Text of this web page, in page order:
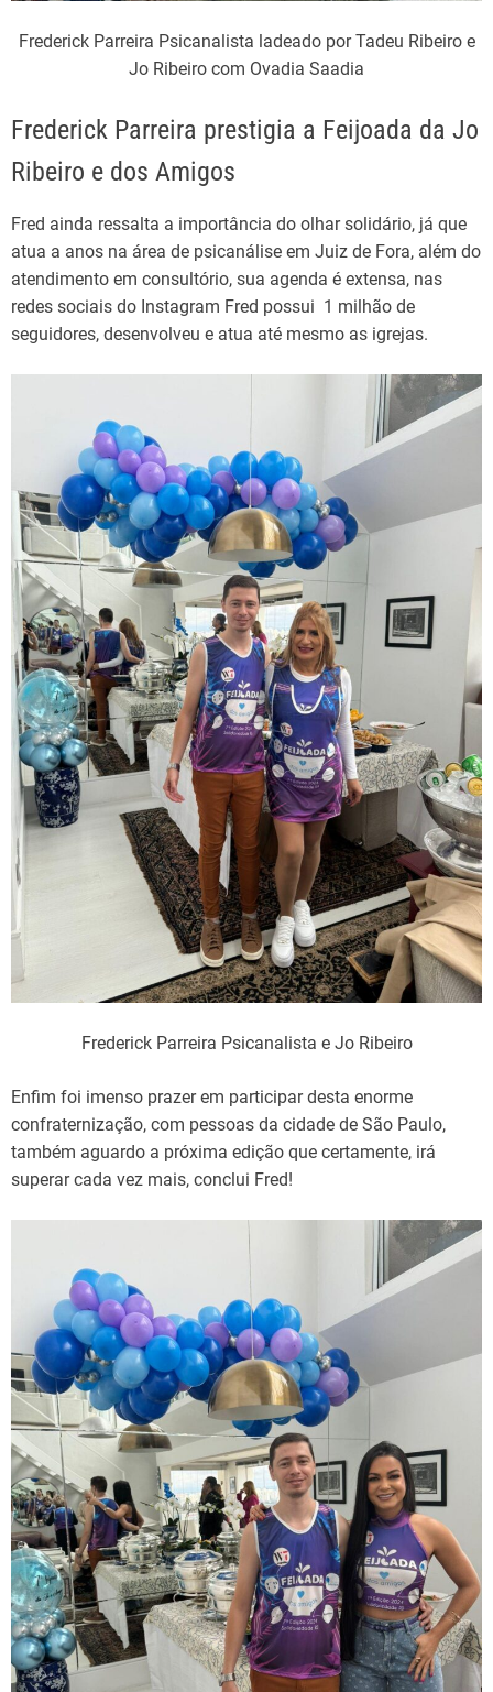
Frederick Parreira Psicanalista ladeado por Tadeu Ribeiro e
Jo Ribeiro com Ovadia Saadia
Frederick Parreira prestigia a Feijoada da Jo
Ribeiro e dos Amigos
Fred ainda ressalta a importância do olhar solidário, já que
atua a anos na área de psicanálise em Juiz de Fora, além do
atendimento em consultório, sua agenda é extensa, nas
redes sociais do Instagram Fred possui 1 milhão de
seguidores, desenvolveu e atua até mesmo as igrejas.
Frederick Parreira Psicanalista e Jo Ribeiro
Enfim foi imenso prazer em participar desta enorme
confraternização, com pessoas da cidade de São Paulo,
também aguardo a próxima edição que certamente, irá
superar cada vez mais, conclui Fred!